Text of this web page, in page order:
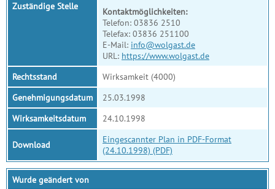
Zuständige Stelle
Kontaktmöglichkeiten:
Telefon: 03836 2510
Telefax: 03836 251100
E-Mail: info@wolgast.de
URL: https://www.wolgast.de
Rechtsstand
Wirksamkeit (4000)
Genehmigungsdatum
25.03.1998
Wirksamkeitsdatum
24.10.1998
Download
Eingescannter Plan in PDF-Format
(24.10.1998) (PDF)
Wurde geändert von